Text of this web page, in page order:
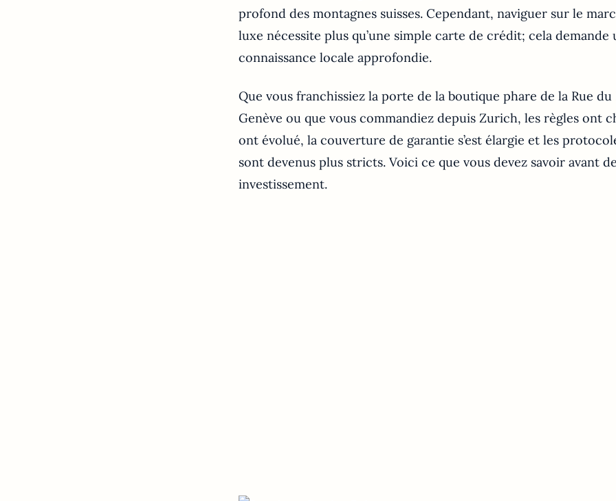
profond des montagnes suisses. Cependant, naviguer sur le
luxe nécessite plus qu’une simple carte de crédit; cela demande
connaissance locale approfondie.
Que vous franchissiez la porte de la boutique phare de la Rue du
Genève ou que vous commandiez depuis Zurich, les règles ont
ont évolué, la couverture de garantie s’est élargie et les
sont devenus plus stricts. Voici ce que vous devez savoir avant
investissement.